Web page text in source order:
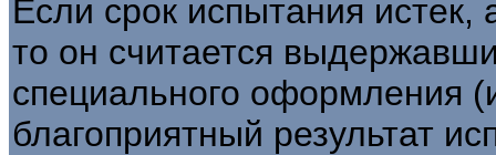
Если срок испытания истек,
то он считается
специального оформления
благоприятный результат